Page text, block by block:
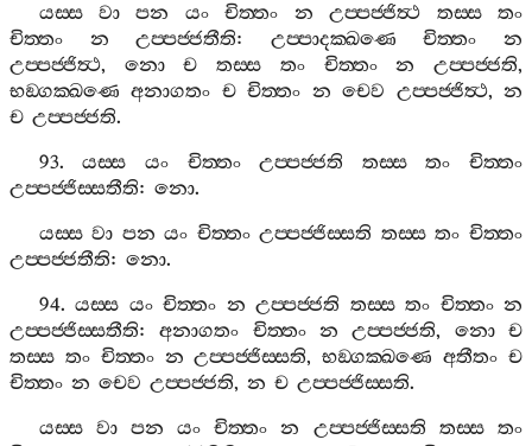
යස‍්ස
වා පන යං චිත‍්තං න උප‍්පජ‍්ජිත්‍ථ තස‍්ස
තං
චිත‍්තං
න උප‍්පජ‍්ජතීති: උප‍්පාදක‍්ඛණෙ චිත‍්තං
න
උප‍්පජ‍්ජිත්‍ථ, නො ච තස‍්ස තං චිත‍්තං න උප‍්පජ‍්ජති,
භඞ‍්ගක‍්ඛණෙ අනාගතං ච චිත‍්තං න චෙව උප‍්පජ‍්ජිත්‍ථ,න
ච උප‍්පජ‍්ජති.
93.යස‍්ස යං චිත‍්තං උප‍්පජ‍්ජති තස‍්ස තං
චිත‍්තං
උප‍්පජ‍්ජිස‍්සතීති: නො.
යස‍්ස වා පන යං චිත‍්තං උප‍්පජ‍්ජිස‍්සති තස‍්ස තං චිත‍්තං
උප‍්පජ‍්ජතීති: නො.
94.යස‍්ස යං චිත‍්තං න උප‍්පජ‍්ජති තස‍්ස තං චිත‍්තං න
උප‍්පජ‍්ජිස‍්සතීති:අනාගතං චිත‍්තං න උප‍්පජ‍්ජති, නො ච
තස‍්ස තං චිත‍්තං න උප‍්පජ‍්ජිස‍්සති,භඞ‍්ගක‍්ඛණෙ අතීතං ච
චිත‍්තං න චෙව උප‍්පජ‍්ජති, න ච උප‍්පජ‍්ජිස‍්සති.
යස‍්ස වා පන යං චිත‍්තං න උප‍්පජ‍්ජිස‍්සති තස‍්ස තං